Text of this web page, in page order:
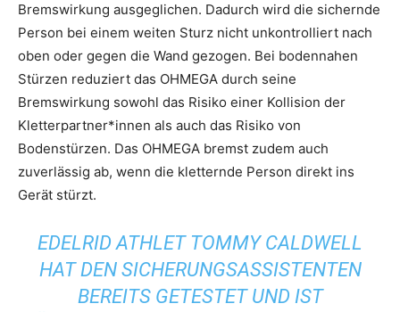
Bremswirkung ausgeglichen. Dadurch wird die sichernde
Person bei einem weiten Sturz nicht unkontrolliert nach
oben oder gegen die Wand gezogen. Bei bodennahen
Stürzen reduziert das OHMEGA durch seine
Bremswirkung sowohl das Risiko einer Kollision der
Kletterpartner*innen als auch das Risiko von
Bodenstürzen. Das OHMEGA bremst zudem auch
zuverlässig ab, wenn die kletternde Person direkt ins
Gerät stürzt.
EDELRID ATHLET TOMMY CALDWELL
HAT DEN SICHERUNGSASSISTENTEN
BEREITS GETESTET UND IST